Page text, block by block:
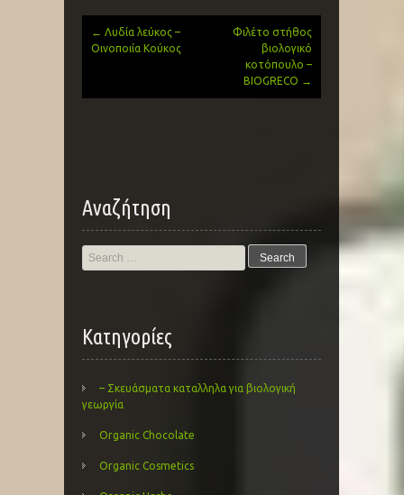
Post
← Λυδία λεύκος –
Οινοποιία Κούκος
Φιλέτο στήθος
βιολογικό
κοτόπουλο –
BIOGRECO →
Αναζήτηση
Search
for:
Kατηγορίες
– Σκευάσματα καταλληλα για βιολογική
γεωργία
Organic Chocolate
Organic Cosmetics